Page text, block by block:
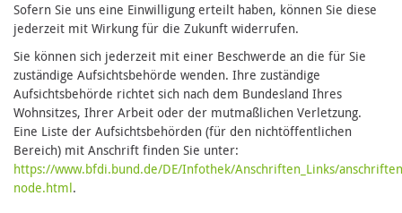
Sofern Sie uns eine Einwilligung erteilt haben, können Sie diese
jederzeit mit Wirkung für die Zukunft widerrufen.
Sie können sich jederzeit mit einer Beschwerde an die für Sie
zuständige Aufsichtsbehörde wenden. Ihre zuständige
Aufsichtsbehörde richtet sich nach dem Bundesland Ihres
Wohnsitzes, Ihrer Arbeit oder der mutmaßlichen Verletzung.
Eine Liste der Aufsichtsbehörden (für den nichtöffentlichen
Bereich) mit Anschrift finden Sie unter:
https://www.bfdi.bund.de/DE/Infothek/Anschriften_Links/
node.html.